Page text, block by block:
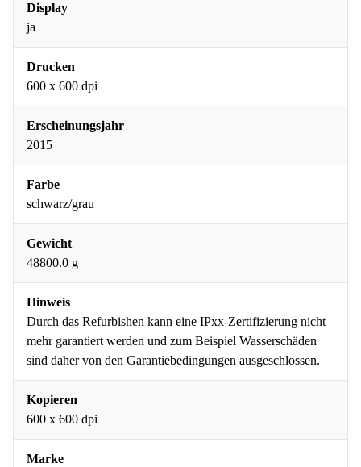
Display
ja
Drucken
600 x 600 dpi
Erscheinungsjahr
2015
Farbe
schwarz/grau
Gewicht
48800.0 g
Hinweis
Durch das Refurbishen kann eine IPxx-Zertifizierung nicht
mehr garantiert werden und zum Beispiel Wasserschäden
sind daher von den Garantiebedingungen ausgeschlossen.
Kopieren
600 x 600 dpi
Marke